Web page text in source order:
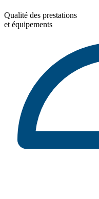
Qualité des prestations
et équipements